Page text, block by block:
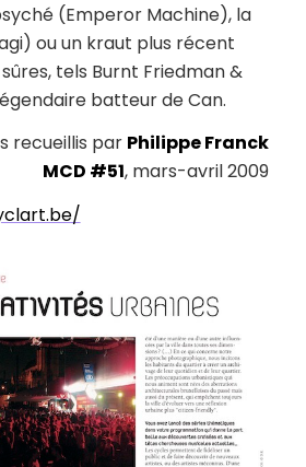
(Emperor Machine), la
ou un kraut plus récent
tels Burnt Friedman &
batteur de Can.
recueillis par Philippe Franck
MCD #51, mars-avril 2009